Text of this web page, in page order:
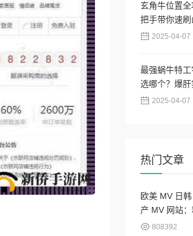
玄角牛位置
把手带你速刷
宝图2025-04-07
最强蜗牛特工
选哪个？爆肝
项奖励全解析
2025-04-07
热门文章
欧美 MV 日
产 MV 网站
乐荟萃
808392